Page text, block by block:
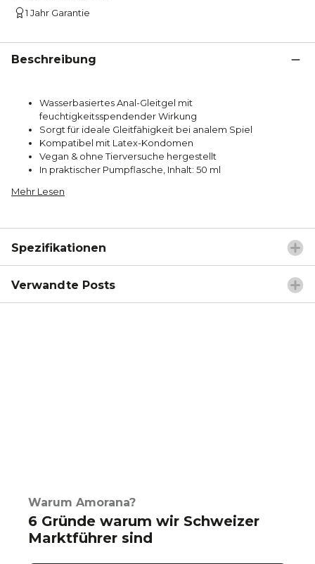
1 Jahr Garantie
Beschreibung
Wasserbasiertes Anal-Gleitgel mit
feuchtigkeitsspendender Wirkung
Sorgt für ideale Gleitfähigkeit bei analem Spiel
Kompatibel mit Latex-Kondomen
Vegan & ohne Tierversuche hergestellt
In praktischer Pumpflasche, Inhalt: 50 ml
Mehr Lesen
Spezifikationen
Verwandte Posts
Warum Amorana?
6 Gründe warum wir Schweizer
Marktführer sind